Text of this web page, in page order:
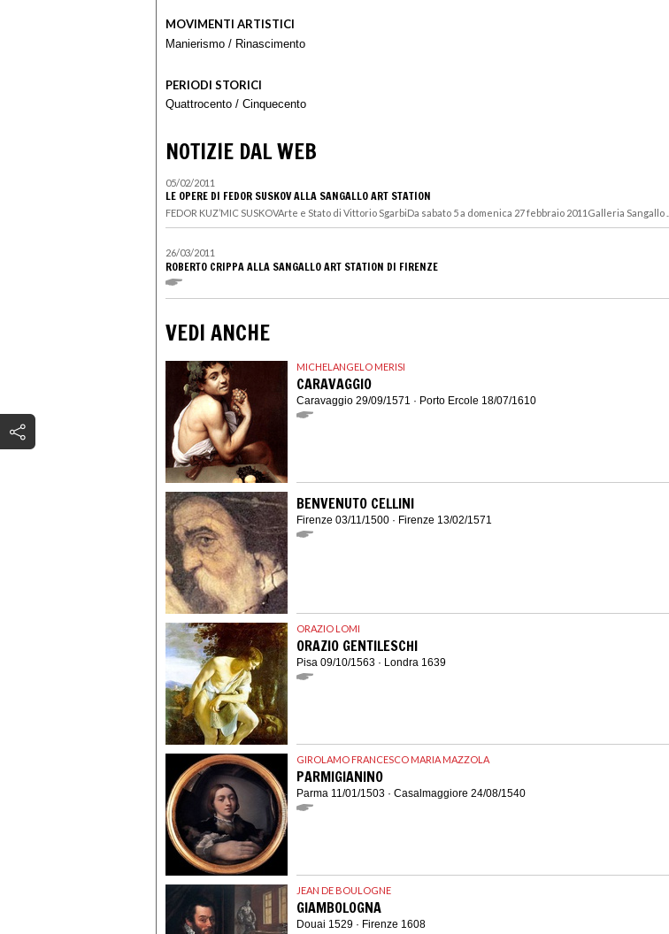
MOVIMENTI ARTISTICI
Manierismo / Rinascimento
PERIODI STORICI
Quattrocento / Cinquecento
NOTIZIE DAL WEB
05/02/2011
LE OPERE DI FEDOR SUSKOV ALLA SANGALLO ART STATION
FEDOR KUZ’MIC SUSKOVArte e Stato di Vittorio SgarbiDa sabato 5 a domenica 27 febbraio 2011Galleria Sangallo ...
26/03/2011
ROBERTO CRIPPA ALLA SANGALLO ART STATION DI FIRENZE
VEDI ANCHE
MICHELANGELO MERISI
CARAVAGGIO
Caravaggio 29/09/1571 · Porto Ercole 18/07/1610
BENVENUTO CELLINI
Firenze 03/11/1500 · Firenze 13/02/1571
ORAZIO LOMI
ORAZIO GENTILESCHI
Pisa 09/10/1563 · Londra 1639
GIROLAMO FRANCESCO MARIA MAZZOLA
PARMIGIANINO
Parma 11/01/1503 · Casalmaggiore 24/08/1540
JEAN DE BOULOGNE
GIAMBOLOGNA
Douai 1529 · Firenze 1608